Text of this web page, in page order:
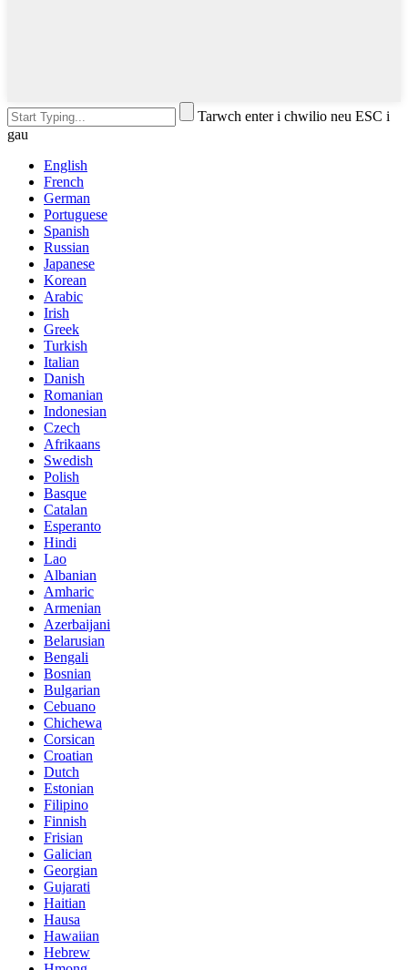
Tarwch enter i chwilio neu ESC i
gau
English
French
German
Portuguese
Spanish
Russian
Japanese
Korean
Arabic
Irish
Greek
Turkish
Italian
Danish
Romanian
Indonesian
Czech
Afrikaans
Swedish
Polish
Basque
Catalan
Esperanto
Hindi
Lao
Albanian
Amharic
Armenian
Azerbaijani
Belarusian
Bengali
Bosnian
Bulgarian
Cebuano
Chichewa
Corsican
Croatian
Dutch
Estonian
Filipino
Finnish
Frisian
Galician
Georgian
Gujarati
Haitian
Hausa
Hawaiian
Hebrew